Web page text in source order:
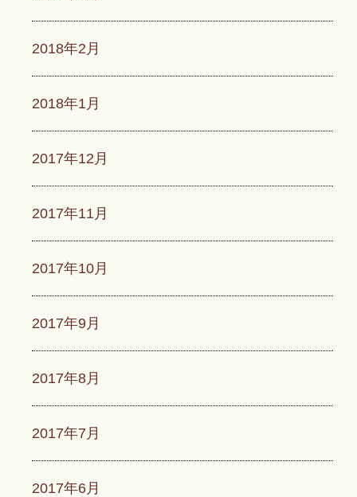
2018年2月
2018年1月
2017年12月
2017年11月
2017年10月
2017年9月
2017年8月
2017年7月
2017年6月